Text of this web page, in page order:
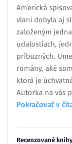
Americká
vlani dobyla aj
založeným
udalostiach,
príbuzných.
romány, aké
ktorá je
Autorka na vás
Pokračovať v
Recenzované